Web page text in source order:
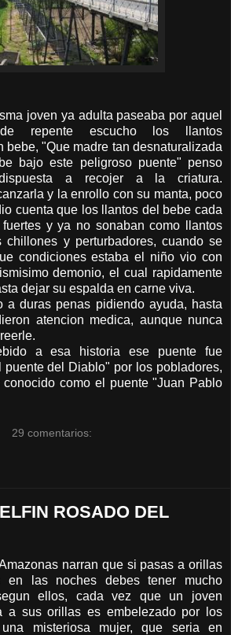
joven ya adulta paseaba por aquel
repente escucho los llantos
bebe, "Que madre tan desnaturalizada
bajo este peligroso puente" penso
a recojer a la criatura.
y la enrollo con su manta, poco
cuenta que los llantos del bebe cada
y ya no sonaban como llantos
chillones y perturbadores, cuando se
condiciones estaba el niño vio con
demonio, el cual rapidamente
dejar su espalda en carne viva.
a duras penas pidiendo ayuda, hasta
atencion medica, aunque nunca
a esa historia ese puente fue
puente del Diablo" por los pobladores,
como el puente "Juan Pablo
29 comentarios:
ROSADO DEL
narran que si pasas a orillas
en las noches debes tener mucho
ellos, cada vez que un joven
a sus orillas es embelezado por los
misteriosa mujer, que seria en